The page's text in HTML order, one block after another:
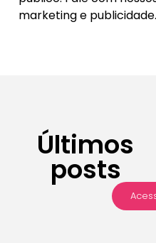
marketing e publicidade.
Últimos
posts